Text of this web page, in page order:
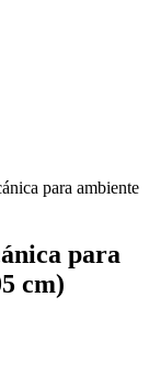
para ambiente
para
cm)